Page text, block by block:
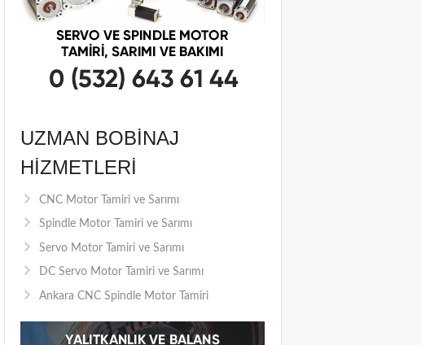
UZMAN BOBINAJ
HIZMETLERI
CNC Motor Tamiri ve Sarımı
Spindle Motor Tamiri ve Sarımı
Servo Motor Tamiri ve Sarımı
DC Servo Motor Tamiri ve Sarımı
Ankara CNC Spindle Motor Tamiri